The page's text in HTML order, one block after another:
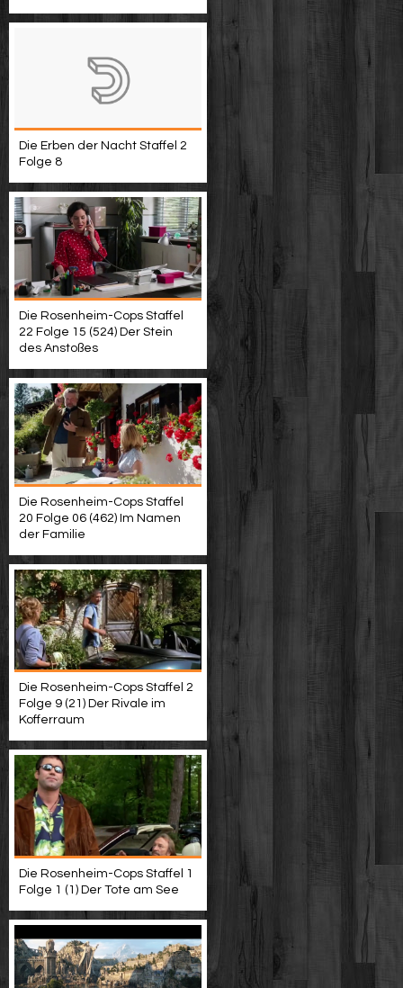
Die Erben der Nacht Staffel 2
Folge 8
Die Rosenheim-Cops Staffel
22 Folge 15 (524) Der Stein
des Anstoßes
Die Rosenheim-Cops Staffel
20 Folge 06 (462) Im Namen
der Familie
Die Rosenheim-Cops Staffel 2
Folge 9 (21) Der Rivale im
Kofferraum
Die Rosenheim-Cops Staffel 1
Folge 1 (1) Der Tote am See